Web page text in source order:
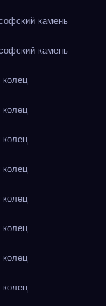
камень
камень